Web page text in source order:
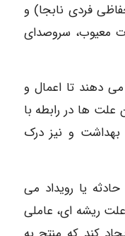
فردی نابجا) و
معیوب، سروصدای
دهند تا اعمال و
علت ها در رابطه با
و نیز درک
یا رویداد می
ریشه ای، عاملی